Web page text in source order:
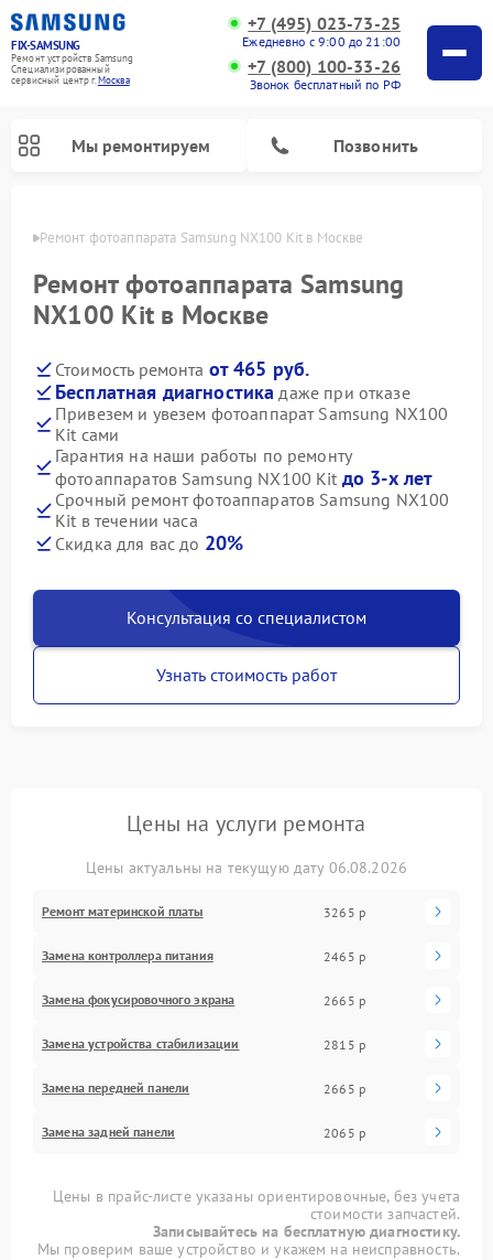
FIX-SAMSUNG
Ремонт устройств Samsung
Специализированный
cервисный центр г.Москва
+7 (495) 023-73-25
Ежедневно с 9:00 до 21:00
+7 (800) 100-33-26
Звонок бесплатный по РФ
Мы ремонтируем Позвонить
Ремонт фотоаппарата Samsung NX100 Kit в Москве
Ремонт фотоаппарата Samsung
NX100 Kit в Москве
Стоимость ремонта от 465 руб.
Бесплатная диагностика даже при отказе
Привезем и увезем фотоаппарат Samsung NX100
Kit сами
Гарантия на наши работы по ремонту
фотоаппаратов Samsung NX100 Kit до 3-х лет
Срочный ремонт фотоаппаратов Samsung NX100
Kit в течении часа
Скидка для вас до 20%
Консультация со специалистом
Узнать стоимость работ
Цены на услуги ремонта
Цены актуальны на текущую дату 06.08.2026
Ремонт материнской платы 3265 р
Замена контроллера питания 2465 р
Замена фокусировочного экрана 2665 р
Замена устройства стабилизации 2815 р
Замена передней панели 2665 р
Замена задней панели 2065 р
Цены в прайс-листе указаны ориентировочные, без учета
стоимости запчастей.
Записывайтесь на бесплатную диагностику.
Мы проверим ваше устройство и укажем на неисправность.